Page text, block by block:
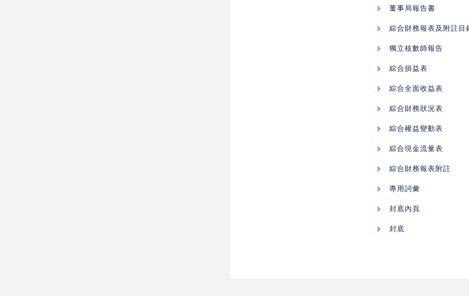
董事局報告書
綜合財務報表及附註目
獨立核數師報告
綜合損益表
綜合全面收益表
綜合財務狀況表
綜合權益變動表
綜合現金流量表
綜合財務報表附註
專用詞彙
封底內頁
封底